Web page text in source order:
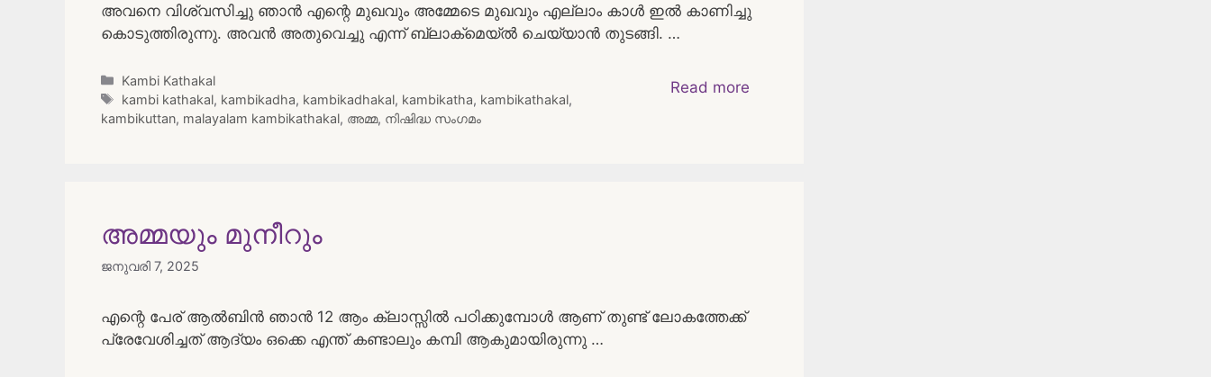
അവനെ വിശ്വസിച്ചു ഞാൻ എന്റെ മുഖവും അമ്മേടെ മുഖവും എല്ലാം കാൾ ഇൽ കാണിച്ചു
കൊടുത്തിരുന്നു. അവൻ അതുവെച്ചു എന്ന് ബ്ലാക്‌മെയ്ൽ ചെയ്യാൻ തുടങ്ങി. …
Read more
Categories
Kambi Kathakal
Tags
kambi kathakal, kambikadha, kambikadhakal, kambikatha, kambikathakal,
kambikuttan, malayalam kambikathakal, അമ്മ, നിഷിദ്ധ സംഗമം
അമ്മയും മുനീറും
ജനുവരി 7, 2025
എന്റെ പേര് ആൽബിൻ ഞാൻ 12 ആം ക്ലാസ്സിൽ പഠിക്കുമ്പോൾ ആണ് തുണ്ട് ലോകത്തേക്ക്
പ്രേവേശിച്ചത് ആദ്യം ഒക്കെ എന്ത് കണ്ടാലും കമ്പി ആകുമായിരുന്നു …